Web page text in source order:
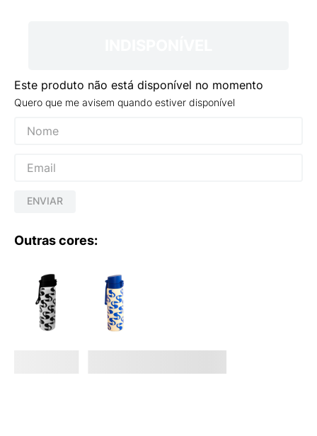
Este produto não está disponível no momento
Quero que me avisem quando estiver disponível
ENVIAR
Outras cores: